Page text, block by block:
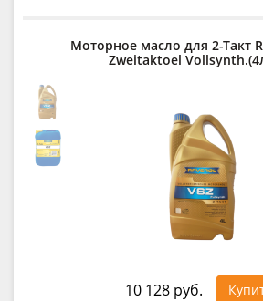
Моторное масло для 2-Такт
Zweitaktoel
10 128 руб.